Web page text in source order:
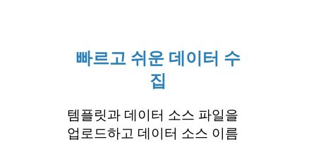
빠르고 쉬운 데이터 수
집
템플릿과 데이터 소스 파일을
업로드하고 데이터 소스 이름